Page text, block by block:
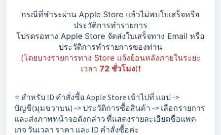
กรณีที่ชำระผ่าน Apple Store แล้วไม่พบใบเสร็จหรือ
ประวัติการทำรายการ
โปรดรอทาง Apple Store จัดส่งใบเสร็จทาง Email หรือ
ประวัติการทำรายการของท่าน
(โดยบางรายการทาง Store แจ้งย้อนหลังภายในระยะ
เวลา 72 ชั่วโมง)❗️
⭐️ สำหรับ ID คำสั่งซื้อ Apple Store เข้าไปที่ แอป ->
บัญชี(มุมขวาบน) -> ประวัติการซื้อสินค้า -> เลือกรายการ
และส่งภาพหน้าจอดังกล่าว ที่แสดงรายละเอียดชื่อแพค
เกจ วันเวลา ราคา และ ID คำสั่งซื้อค่ะ